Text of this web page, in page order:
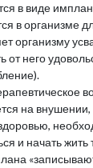
в виде
в организме
организму
от него
на
и начать жить